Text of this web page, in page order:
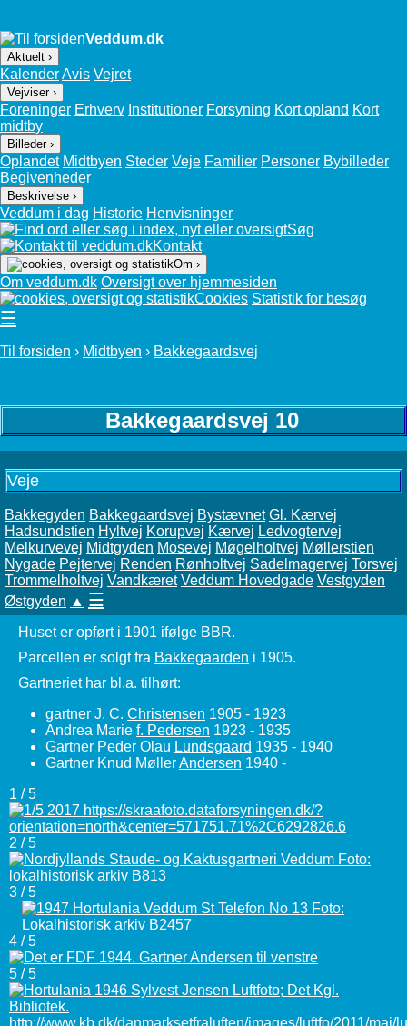
Veddum.dk
Aktuelt ›
KalenderAvis Vejret
Vejviser ›
Foreninger Erhverv Institutioner Forsyning Kort opland Kort
midtby
Billeder ›
Oplandet Midtbyen Steder Veje Familier Personer Bybilleder
Begivenheder
Beskrivelse ›
Veddum i dag Historie Henvisninger
Søg
Kontakt
Om ›
Om veddum.dk Oversigt over hjemmesiden
Cookies Statistik for besøg
☰
Til forsiden › Midtbyen › Bakkegaardsvej
Bakkegaardsvej 10
Veje
Bakkegyden Bakkegaardsvej Bystævnet Gl. Kærvej
Hadsundstien Hyltvej Korupvej Kærvej Ledvogtervej
Melkurvevej Midtgyden Mosevej Møgelholtvej Møllerstien
Nygade Pejtervej Renden Rønholtvej Sadelmagervej Torsvej
Trommelholtvej Vandkæret Veddum Hovedgade Vestgyden
Østgyden ▲ ☰
Huset er opført i 1901 ifølge BBR.
Parcellen er solgt fra Bakkegaarden i 1905.
Gartneriet har bl.a. tilhørt:
gartner J. C. Christensen 1905 - 1923
Andrea Marie f. Pedersen 1923 - 1935
Gartner Peder Olau Lundsgaard 1935 - 1940
Gartner Knud MøllerAndersen 1940 -
1 / 5
2 / 5
3 / 5
4 / 5
5 / 5